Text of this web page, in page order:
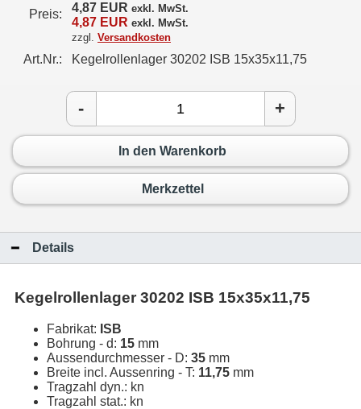
Preis: 4,87 EUR exkl. MwSt.
4,87 EUR exkl. MwSt.
zzgl. Versandkosten
Art.Nr.: Kegelrollenlager 30202 ISB 15x35x11,75
- +
In den Warenkorb
Merkzettel
Details
Kegelrollenlager 30202 ISB 15x35x11,75
Fabrikat: ISB
Bohrung - d: 15 mm
Aussendurchmesser - D: 35 mm
Breite incl. Aussenring - T: 11,75 mm
Tragzahl dyn.: kn
Tragzahl stat.: kn